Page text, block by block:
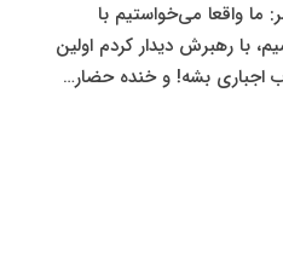
واقعا می‌خواستیم با
با رهبرش دیدار کردم اولین
اجباری بشه! و خنده حضار…